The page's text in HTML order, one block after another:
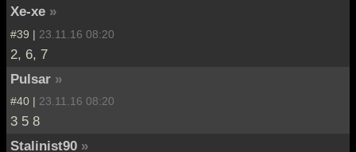
Хе-хе »
#39 | 23.11.16 08:20
2, 6, 7
Pulsar »
#40 | 23.11.16 08:20
3 5 8
Stalinist90 »